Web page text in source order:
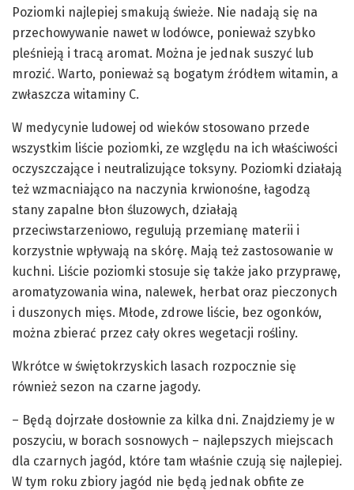
Poziomki najlepiej smakują świeże. Nie nadają się na
przechowywanie nawet w lodówce, ponieważ szybko
pleśnieją i tracą aromat. Można je jednak suszyć lub
mrozić. Warto, ponieważ są bogatym źródłem witamin, a
zwłaszcza witaminy C.
W medycynie ludowej od wieków stosowano przede
wszystkim liście poziomki, ze względu na ich właściwości
oczyszczające i neutralizujące toksyny. Poziomki działają
też wzmacniająco na naczynia krwionośne, łagodzą
stany zapalne błon śluzowych, działają
przeciwstarzeniowo, regulują przemianę materii i
korzystnie wpływają na skórę. Mają też zastosowanie w
kuchni. Liście poziomki stosuje się także jako przyprawę,
aromatyzowania wina, nalewek, herbat oraz pieczonych
i duszonych mięs. Młode, zdrowe liście, bez ogonków,
można zbierać przez cały okres wegetacji rośliny.
Wkrótce w świętokrzyskich lasach rozpocznie się
również sezon na czarne jagody.
– Będą dojrzałe dosłownie za kilka dni. Znajdziemy je w
poszyciu, w borach sosnowych – najlepszych miejscach
dla czarnych jagód, które tam właśnie czują się najlepiej.
W tym roku zbiory jagód nie będą jednak obfite ze